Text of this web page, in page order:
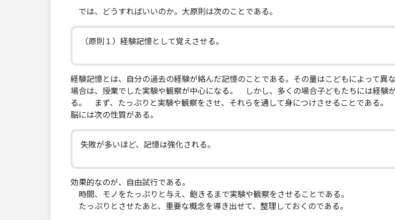
では、どうすればいいのか。大原則は次のことである。
（原則１）経験記憶として覚えさせる。
経験記憶とは、自分の過去の経験が絡んだ記憶のことである。その量はこどもによって
場合は、授業でした実験や観察が中心になる。 しかし、多くの場合子どもたちには経験
る。 まず、たっぷりと実験や観察をさせ、それらを通して身につけさせることである。
脳には次の性質がある。
失敗が多いほど、記憶は強化される。
効果的なのが、自由試行である。
時間、モノをたっぷりと与え、飽きるまで実験や観察をさせることである。
たっぷりとさせたあと、重要な概念を導き出せて、整理しておくのである。